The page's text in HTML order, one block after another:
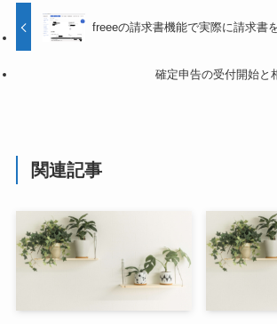
freeeの請求書機能で実際に請求書
確定申告の受付開始と
関連記事